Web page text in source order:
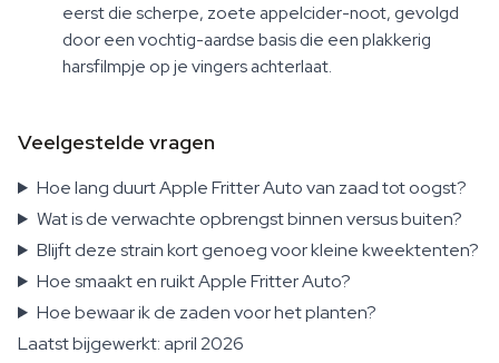
eerst die scherpe, zoete appelcider-noot, gevolgd
door een vochtig-aardse basis die een plakkerig
harsfilmpje op je vingers achterlaat.
Veelgestelde vragen
Hoe lang duurt Apple Fritter Auto van zaad tot oogst?
Wat is de verwachte opbrengst binnen versus buiten?
Blijft deze strain kort genoeg voor kleine kweektenten?
Hoe smaakt en ruikt Apple Fritter Auto?
Hoe bewaar ik de zaden voor het planten?
Laatst bijgewerkt: april 2026